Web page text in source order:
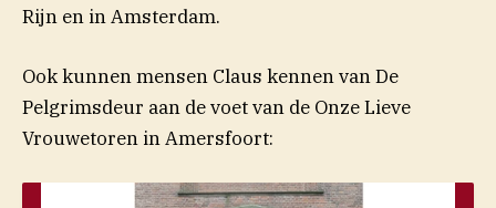
Rijn en in Amsterdam.
Ook kunnen mensen Claus kennen van De
Pelgrimsdeur aan de voet van de Onze Lieve
Vrouwetoren in Amersfoort: